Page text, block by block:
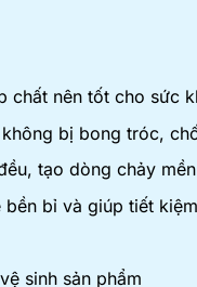
chất nên tốt cho sức
bị bong tróc,
tạo dòng chảy
bỉ và giúp tiết
sinh sản phẩm